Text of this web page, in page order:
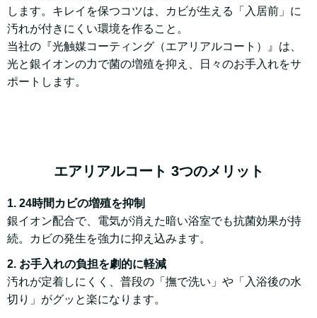
します。キレイを保つコツは、カビが生える「入居前」に
汚れが付きにくい環境を作ること。
当社の『光触媒コーティング（エアリアルコート）』は、
光と銀イオンの力で菌の増殖を抑え、日々のお手入れをサ
ポートします。
エアリアルコート 3つのメリット
1. 24時間カビの増殖を抑制
銀イオン配合で、電気が消えた暗い浴室でも抗菌効果が持
続。カビの発生を強力に抑え込みます。
2. お手入れの負担を劇的に軽減
汚れが定着しにくく、普段の「撫で洗い」や「入浴後の水
切り」がグッと楽になります。